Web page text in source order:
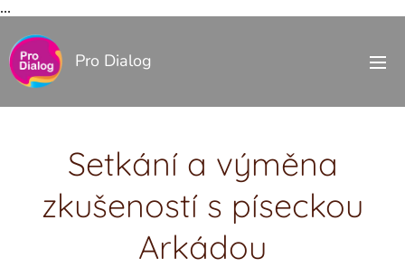
...
Pro Dialog
Setkání a výměna
zkušeností s píseckou
Arkádou